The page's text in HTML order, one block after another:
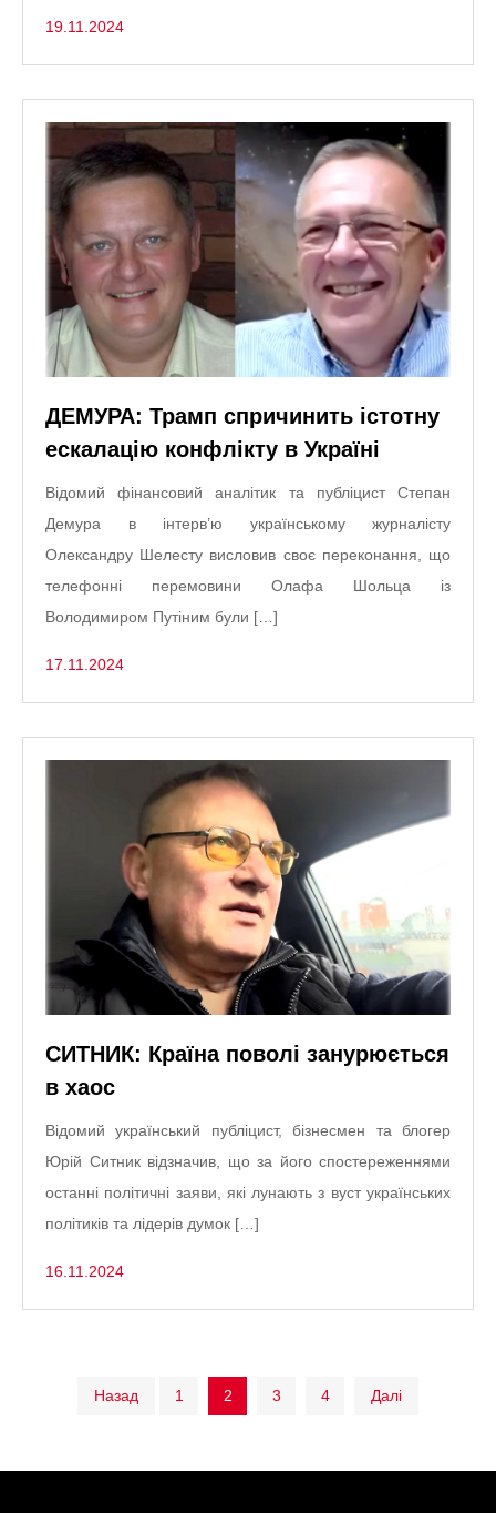
19.11.2024
ДЕМУРА: Трамп спричинить істотну
ескалацію конфлікту в Україні
Відомий фінансовий аналітик та публіцист Степан
Демура в інтерв’ю українському журналісту
Олександру Шелесту висловив своє переконання, що
телефонні перемовини Олафа Шольца із
Володимиром Путіним були […]
17.11.2024
СИТНИК: Країна поволі занурюється
в хаос
Відомий український публіцист, бізнесмен та блогер
Юрій Ситник відзначив, що за його спостереженнями
останні політичні заяви, які лунають з вуст українських
політиків та лідерів думок […]
16.11.2024
Пагінація
записів
Назад 1 2 3 4 Далі